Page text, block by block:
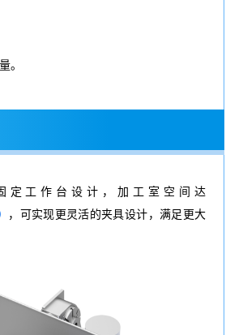
。
定工作台设计，加工室空间达
，可实现更灵活的夹具设计，满足更大